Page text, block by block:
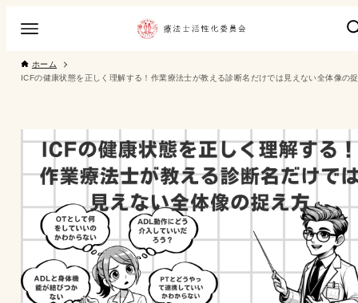
ホーム
ICFの健康状態を正しく理解する！作業療法士が教える診断名だけでは見えない全体像の